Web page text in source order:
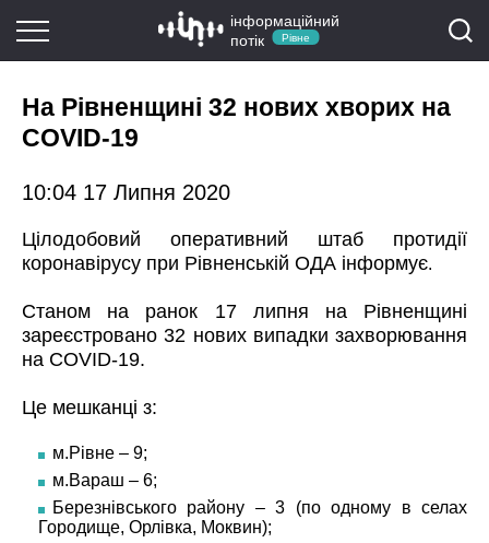
інформаційний
потік
Рівне
На Рівненщині 32 нових хворих на
COVID-19
10:04 17 Липня 2020
Цілодобовий оперативний штаб протидії
коронавірусу при Рівненській ОДА інформує.
Станом на ранок 17 липня на Рівненщині
зареєстровано 32 нових випадки захворювання
на COVID-19.
Це мешканці з:
м.Рівне – 9;
м.Вараш – 6;
Березнівського району – 3 (по одному в селах
Городище, Орлівка, Моквин);